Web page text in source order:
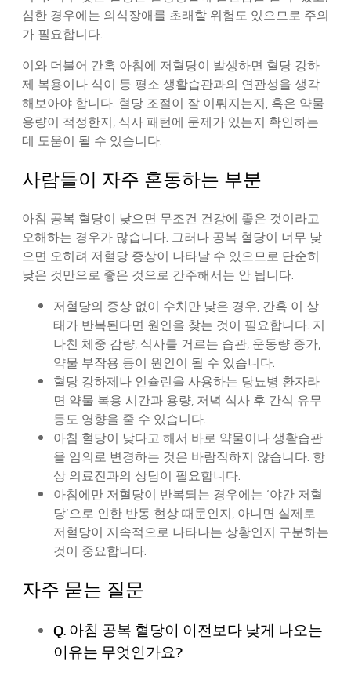
심한 경우에는 의식장애를 초래할 위험도 있으므로 주의
가 필요합니다.
이와 더불어 간혹 아침에 저혈당이 발생하면 혈당 강하
제 복용이나 식이 등 평소 생활습관과의 연관성을 생각
해보아야 합니다. 혈당 조절이 잘 이뤄지는지, 혹은 약물
용량이 적정한지, 식사 패턴에 문제가 있는지 확인하는
데 도움이 될 수 있습니다.
사람들이 자주 혼동하는 부분
아침 공복 혈당이 낮으면 무조건 건강에 좋은 것이라고
오해하는 경우가 많습니다. 그러나 공복 혈당이 너무 낮
으면 오히려 저혈당 증상이 나타날 수 있으므로 단순히
낮은 것만으로 좋은 것으로 간주해서는 안 됩니다.
저혈당의 증상 없이 수치만 낮은 경우, 간혹 이 상
태가 반복된다면 원인을 찾는 것이 필요합니다. 지
나친 체중 감량, 식사를 거르는 습관, 운동량 증가,
약물 부작용 등이 원인이 될 수 있습니다.
혈당 강하제나 인슐린을 사용하는 당뇨병 환자라
면 약물 복용 시간과 용량, 저녁 식사 후 간식 유무
등도 영향을 줄 수 있습니다.
아침 혈당이 낮다고 해서 바로 약물이나 생활습관
을 임의로 변경하는 것은 바람직하지 않습니다. 항
상 의료진과의 상담이 필요합니다.
아침에만 저혈당이 반복되는 경우에는 ‘야간 저혈
당’으로 인한 반동 현상 때문인지, 아니면 실제로
저혈당이 지속적으로 나타나는 상황인지 구분하는
것이 중요합니다.
자주 묻는 질문
Q. 아침 공복 혈당이 이전보다 낮게 나오는
이유는 무엇인가요?